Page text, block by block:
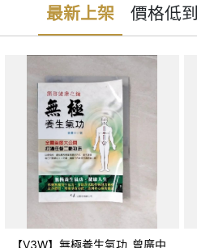
最新上架 價格低
【V3W】無極養生氣功_曾廣中